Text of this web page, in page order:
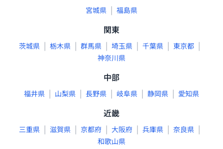
宮城県 | 福島県
関東
茨城県 | 栃木県 | 群馬県 | 埼玉県 | 千葉県 | 東京都 |
神奈川県
中部
福井県 | 山梨県 | 長野県 | 岐阜県 | 静岡県 | 愛知県
近畿
三重県 | 滋賀県 | 京都府 | 大阪府 | 兵庫県 | 奈良県 |
和歌山県